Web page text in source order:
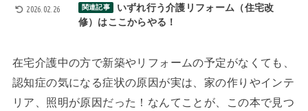
関連記事
いずれ行う介護リフォーム（住宅改
修）はここからやる！
2026.02.26
在宅介護中の方で新築やリフォームの予定がなくても、
認知症の気になる症状の原因が実は、家の作りやインテ
リア、照明が原因だった！なんてことが、この本で見つ